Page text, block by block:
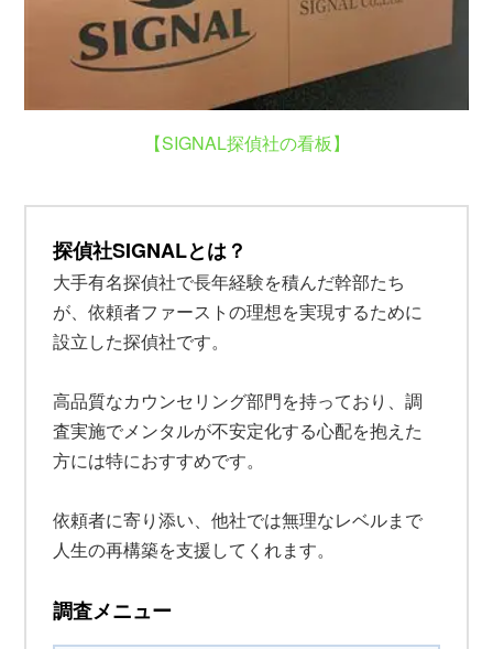
【SIGNAL探偵社の看板】
探偵社SIGNALとは？
大手有名探偵社で長年経験を積んだ幹部たち
が、依頼者ファーストの理想を実現するために
設立した探偵社です。
高品質なカウンセリング部門を持っており、調
査実施でメンタルが不安定化する心配を抱えた
方には特におすすめです。
依頼者に寄り添い、他社では無理なレベルまで
人生の再構築を支援してくれます。
調査メニュー